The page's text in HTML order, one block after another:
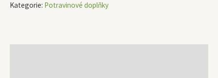
Kategorie: Potravinové doplňky